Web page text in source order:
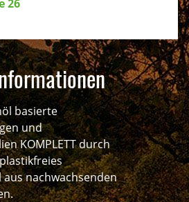
26
basierte
und
KOMPLETT durch
nachwachsenden